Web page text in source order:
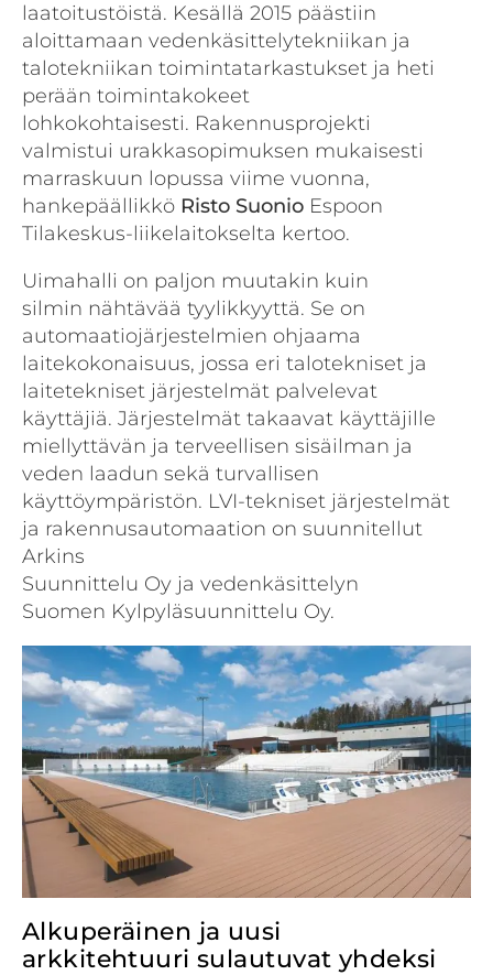
laatoitustöistä. Kesällä 2015 päästiin
aloittamaan vedenkäsittelytekniikan ja
talotekniikan toimintatarkastukset ja heti
perään toimintakokeet
lohkokohtaisesti. Rakennusprojekti
valmistui urakkasopimuksen mukaisesti
marraskuun lopussa viime vuonna,
hankepäällikkö Risto Suonio Espoon
Tilakeskus-liikelaitokselta kertoo.
Uimahalli on paljon muutakin kuin
silmin nähtävää tyylikkyyttä. Se on
automaatiojärjestelmien ohjaama
laitekokonaisuus, jossa eri talotekniset ja
laitetekniset järjestelmät palvelevat
käyttäjiä. Järjestelmät takaavat käyttäjille
miellyttävän ja terveellisen sisäilman ja
veden laadun sekä turvallisen
käyttöympäristön. LVI-tekniset järjestelmät
ja rakennusautomaation on suunnitellut
Arkins
Suunnittelu Oy ja vedenkäsittelyn
Suomen Kylpyläsuunnittelu Oy.
Alkuperäinen ja uusi
arkkitehtuuri sulautuvat yhdeksi